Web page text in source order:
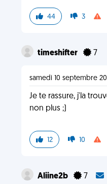
44 3
timeshifter 7
samedi 10 septembre
Je te rassure, j'la
non plus ;)
12 10
Aliine2b 7